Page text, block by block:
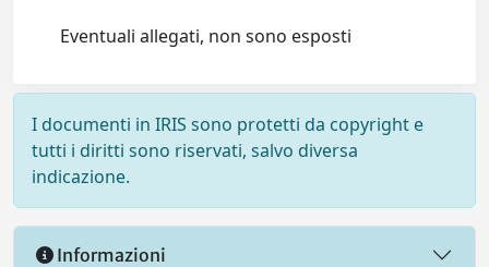
Eventuali allegati, non sono esposti
I documenti in IRIS sono protetti da copyright e
tutti i diritti sono riservati, salvo diversa
indicazione.
Informazioni